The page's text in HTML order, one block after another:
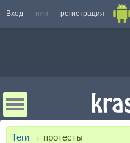
Вход или регистрация
Теги → протесты